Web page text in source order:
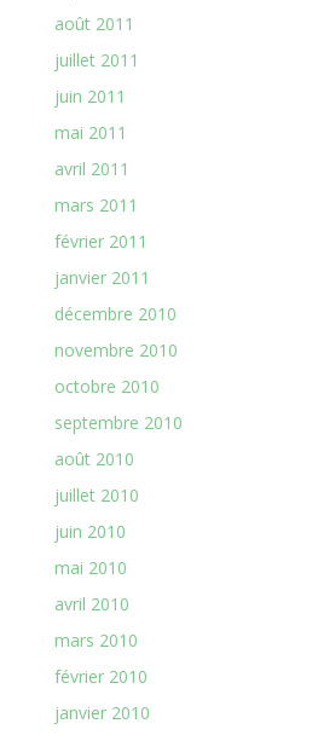
août 2011
juillet 2011
juin 2011
mai 2011
avril 2011
mars 2011
février 2011
janvier 2011
décembre 2010
novembre 2010
octobre 2010
septembre 2010
août 2010
juillet 2010
juin 2010
mai 2010
avril 2010
mars 2010
février 2010
janvier 2010